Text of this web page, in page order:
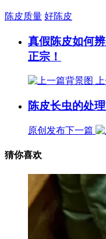
陈皮质量 好陈皮
真假陈皮如何
正宗！
陈皮长虫的处
原创发布下一篇
猜你喜欢